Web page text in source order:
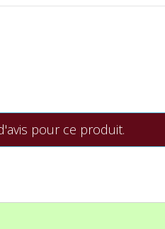
pour ce produit.